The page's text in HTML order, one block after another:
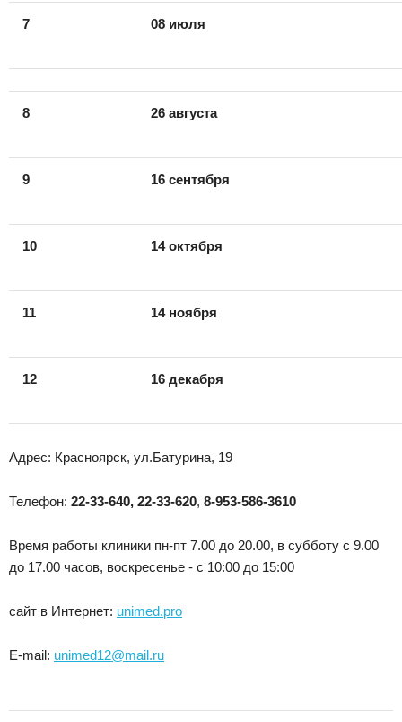
7 08 июля
8 26 августа
9 16 сентября
10 14 октября
11 14 ноября
12 16 декабря
Адрес: Красноярск, ул.Батурина, 19
Телефон: 22-33-640, 22-33-620, 8-953-586-3610
Время работы клиники пн-пт 7.00 до 20.00, в субботу с 9.00
до 17.00 часов, воскресенье - с 10:00 до 15:00
сайт в Интернет: unimed.pro
E-mail: unimed12@mail.ru